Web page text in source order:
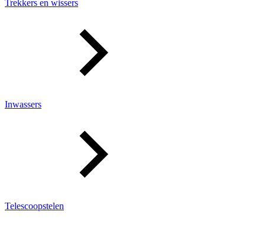
Trekkers en wissers
Inwassers
Telescoopstelen